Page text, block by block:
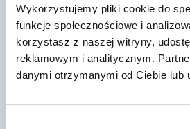
Wykorzystujemy pliki cookie do
funkcje społecznościowe i
korzystasz z naszej witryny,
reklamowym i analitycznym.
danymi otrzymanymi od Ciebie lub
Skontaktuj się
Udostępnij artykuł: